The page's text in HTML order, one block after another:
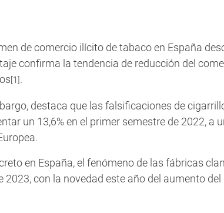
de comercio ilícito de tabaco en España
confirma la tendencia de reducción del
[1].
destaca que las falsificaciones de
un 13,6% en el primer semestre de 2022, a
en España, el fenómeno de las fábricas
2023, con la novedad este año del aumento